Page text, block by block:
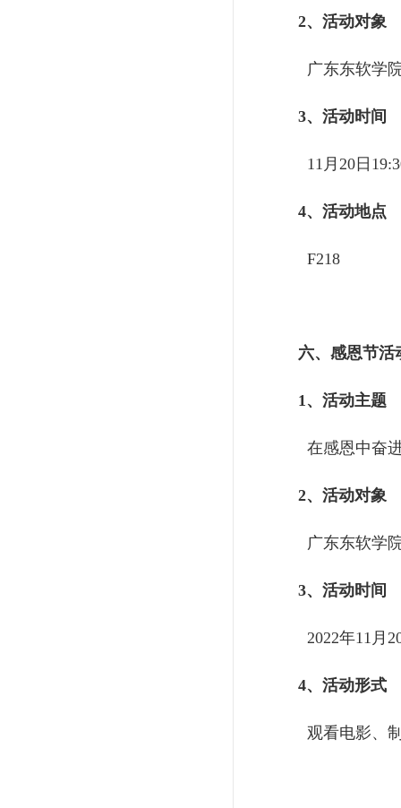
2、活动对象
广东东软学
3、活动时间
11月20日
4、活动地点
F218
六、 感恩节活
1、活动主题
在感恩中奋
2、活动对象
广东东软学
3、活动时间
2022年11月
4、活动形式
观看电影、